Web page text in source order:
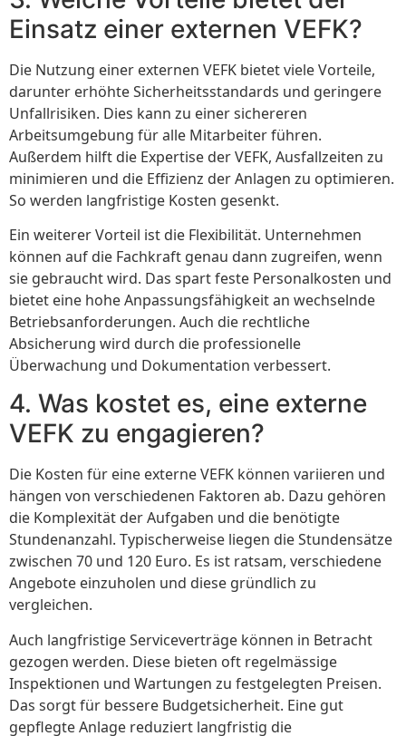
Einsatz einer externen VEFK?
Die Nutzung einer externen VEFK bietet viele Vorteile,
darunter erhöhte Sicherheitsstandards und geringere
Unfallrisiken. Dies kann zu einer sichereren
Arbeitsumgebung für alle Mitarbeiter führen.
Außerdem hilft die Expertise der VEFK, Ausfallzeiten zu
minimieren und die Effizienz der Anlagen zu optimieren.
So werden langfristige Kosten gesenkt.
Ein weiterer Vorteil ist die Flexibilität. Unternehmen
können auf die Fachkraft genau dann zugreifen, wenn
sie gebraucht wird. Das spart feste Personalkosten und
bietet eine hohe Anpassungsfähigkeit an wechselnde
Betriebsanforderungen. Auch die rechtliche
Absicherung wird durch die professionelle
Überwachung und Dokumentation verbessert.
4. Was kostet es, eine externe
VEFK zu engagieren?
Die Kosten für eine externe VEFK können variieren und
hängen von verschiedenen Faktoren ab. Dazu gehören
die Komplexität der Aufgaben und die benötigte
Stundenanzahl. Typischerweise liegen die Stundensätze
zwischen 70 und 120 Euro. Es ist ratsam, verschiedene
Angebote einzuholen und diese gründlich zu
vergleichen.
Auch langfristige Serviceverträge können in Betracht
gezogen werden. Diese bieten oft regelmässige
Inspektionen und Wartungen zu festgelegten Preisen.
Das sorgt für bessere Budgetsicherheit. Eine gut
gepflegte Anlage reduziert langfristig die